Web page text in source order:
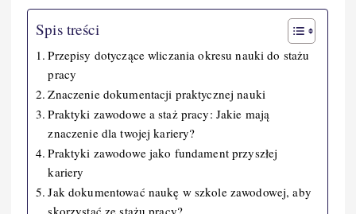
Spis treści
Przepisy dotyczące wliczania okresu nauki do stażu
pracy
Znaczenie dokumentacji praktycznej nauki
Praktyki zawodowe a staż pracy: Jakie mają
znaczenie dla twojej kariery?
Praktyki zawodowe jako fundament przyszłej
kariery
Jak dokumentować naukę w szkole zawodowej, aby